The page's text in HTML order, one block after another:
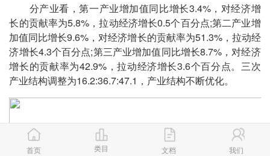
分产业看，第一产业增加值同比增长3.4%，对经济增
长的贡献率为5.8%，拉动经济增长0.5个百分点;第二产业增
加值同比增长9.6%，对经济增长的贡献率为51.3%，拉动经
济增长4.3个百分点;第三产业增加值同比增长8.7%，对经济
增长的贡献率为42.9%，拉动经济增长3.6个百分点。三次
产业结构调整为16.2:36.7:47.1，产业结构不断优化。
首页 类目 文档 我们